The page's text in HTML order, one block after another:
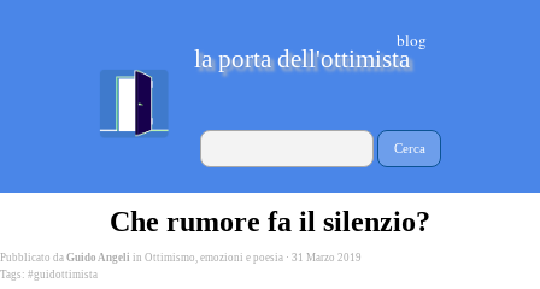
la porta dell'ottimista
blog
Cerca
Che rumore fa il silenzio?
Pubblicato da Guido Angeli in Ottimismo, emozioni e poesia · 31 Marzo 2019
Tags: #guidottimista